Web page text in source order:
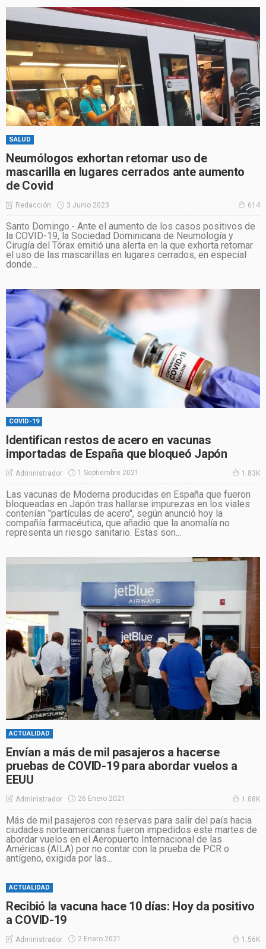
SALUD
Neumólogos exhortan retomar uso de
mascarilla en lugares cerrados ante aumento
de Covid
Redacción 3 Junio 2023 614
Santo Domingo.- Ante el aumento de los casos positivos de
la COVID-19, la Sociedad Dominicana de Neumología y
Cirugía del Tórax emitió una alerta en la que exhorta retomar
el uso de las mascarillas en lugares cerrados, en especial
donde...
COVID-19
Identifican restos de acero en vacunas
importadas de España que bloqueó Japón
Administrador 1 Septiembre 2021 1.83K
Las vacunas de Moderna producidas en España que fueron
bloqueadas en Japón tras hallarse impurezas en los viales
contenían "partículas de acero", según anunció hoy la
compañía farmacéutica, que añadió que la anomalía no
representa un riesgo sanitario. Estas son...
ACTUALIDAD
Envían a más de mil pasajeros a hacerse
pruebas de COVID-19 para abordar vuelos a
EEUU
Administrador 26 Enero 2021 1.08K
Más de mil pasajeros con reservas para salir del país hacia
ciudades norteamericanas fueron impedidos este martes de
abordar vuelos en el Aeropuerto Internacional de las
Américas (AILA) por no contar con la prueba de PCR o
antígeno, exigida por las...
ACTUALIDAD
Recibió la vacuna hace 10 días: Hoy da positivo
a COVID-19
Administrador 2 Enero 2021 1.56K